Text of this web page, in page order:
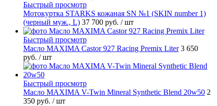
Быстрый просмотр
Мотокуртка STARKS кожаная SN №1 (SKIN number 1)
(черный муж., L) 37 700 руб. / шт
Быстрый просмотр
Масло MAXIMA Castor 927 Racing Premix Liter 3 650
руб. / шт
Быстрый просмотр
Масло MAXIMA V-Twin Mineral Synthetic Blend 20w50 2
350 руб. / шт